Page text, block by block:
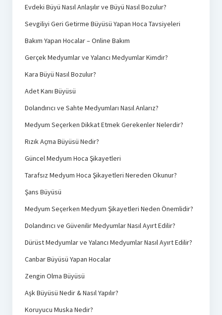
Evdeki Büyü Nasıl Anlaşılır ve Büyü Nasıl Bozulur?
Sevgiliyi Geri Getirme Büyüsü Yapan Hoca Tavsiyeleri
Bakım Yapan Hocalar – Online Bakım
Gerçek Medyumlar ve Yalancı Medyumlar Kimdir?
Kara Büyü Nasıl Bozulur?
Adet Kanı Büyüsü
Dolandırıcı ve Sahte Medyumları Nasıl Anlarız?
Medyum Seçerken Dikkat Etmek Gerekenler Nelerdir?
Rızık Açma Büyüsü Nedir?
Güncel Medyum Hoca Şikayetleri
Tarafsız Medyum Hoca Şikayetleri Nereden Okunur?
Şans Büyüsü
Medyum Seçerken Medyum Şikayetleri Neden Önemlidir?
Dolandırıcı ve Güvenilir Medyumlar Nasıl Ayırt Edilir?
Dürüst Medyumlar ve Yalancı Medyumlar Nasıl Ayırt Edilir?
Canbar Büyüsü Yapan Hocalar
Zengin Olma Büyüsü
Aşk Büyüsü Nedir & Nasıl Yapılır?
Koruyucu Muska Nedir?